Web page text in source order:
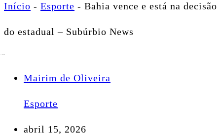
Início - Esporte - Bahia vence e está na decisão
do estadual – Subúrbio News
Mairim de Oliveira
Esporte
abril 15, 2026